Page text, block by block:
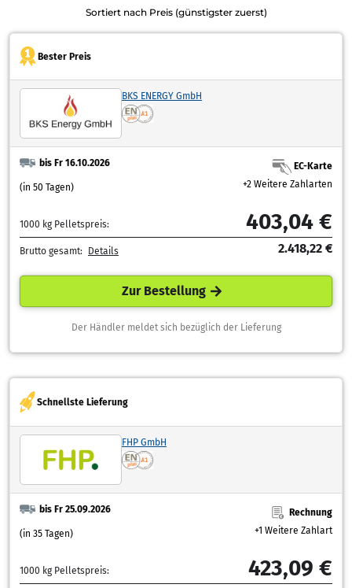
Sortiert nach Preis (günstigster zuerst)
Bester Preis
BKS ENERGY GmbH
bis Fr 16.10.2026
(in 50 Tagen)
EC-Karte
+2 Weitere Zahlarten
1000 kg Pelletspreis: 403,04 €
Brutto gesamt: Details 2.418,22 €
Zur Bestellung
Der Händler meldet sich bezüglich der Lieferung
Schnellste Lieferung
FHP GmbH
bis Fr 25.09.2026
(in 35 Tagen)
Rechnung
+1 Weitere Zahlart
1000 kg Pelletspreis: 423,09 €